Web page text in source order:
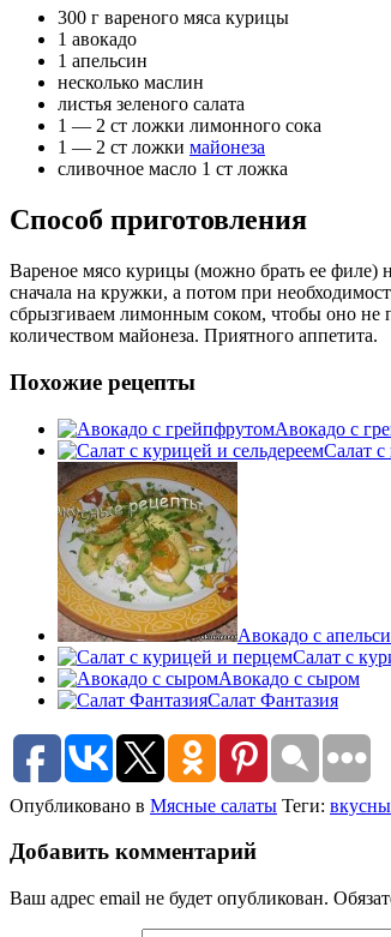
300 г вареного мяса курицы
1 авокадо
1 апельсин
несколько маслин
листья зеленого салата
1 — 2 ст ложки лимонного сока
1 — 2 ст ложки майонеза
сливочное масло 1 ст ложка
Способ приготовления
Вареное мясо курицы (можно брать ее филе)
сначала на кружки, а потом при
сбрызгиваем лимонным соком, чтобы оно не
количеством майонеза. Приятного аппетита.
Похожие рецепты
Авокадо с
Салат с
Авокадо с
Салат с
Авокадо с сыром
Салат Фантазия
Опубликовано в Мясные салаты Теги:
Добавить комментарий
Ваш адрес email не будет опубликован.